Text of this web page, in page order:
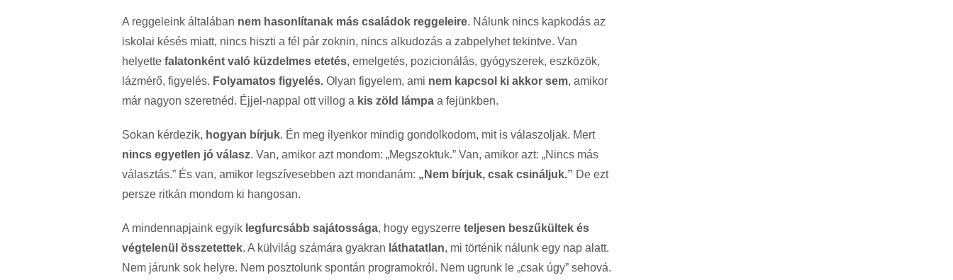
A reggeleink általában nem hasonlítanak más családok reggeleire. Nálunk nincs kapkodás az
iskolai késés miatt, nincs hiszti a fél pár zoknin, nincs alkudozás a zabpelyhet tekintve. Van
helyette falatonként való küzdelmes etetés, emelgetés, pozicionálás, gyógyszerek, eszközök,
lázmérő, figyelés. Folyamatos figyelés. Olyan figyelem, ami nem kapcsol ki akkor sem, amikor
már nagyon szeretnéd. Éjjel-nappal ott villog a kis zöld lámpa a fejünkben.
Sokan kérdezik, hogyan bírjuk. Én meg ilyenkor mindig gondolkodom, mit is válaszoljak. Mert
nincs egyetlen jó válasz. Van, amikor azt mondom: „Megszoktuk.” Van, amikor azt: „Nincs más
választás.” És van, amikor legszívesebben azt mondanám: „Nem bírjuk, csak csináljuk.” De ezt
persze ritkán mondom ki hangosan.
A mindennapjaink egyik legfurcsább sajátossága, hogy egyszerre teljesen beszűkültek és
végtelenül összetettek. A külvilág számára gyakran láthatatlan, mi történik nálunk egy nap alatt.
Nem járunk sok helyre. Nem posztolunk spontán programokról. Nem ugrunk le „csak úgy” sehová.